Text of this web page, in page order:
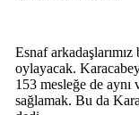
Esnaf
oylayacak.
153 mesleğe de aynı
sağlamak. Bu da